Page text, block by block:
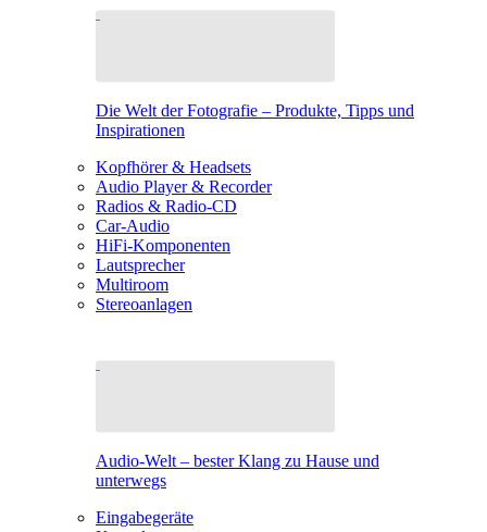
Die Welt der Fotografie – Produkte, Tipps und
Inspirationen
Kopfhörer & Headsets
Audio Player & Recorder
Radios & Radio-CD
Car-Audio
HiFi-Komponenten
Lautsprecher
Multiroom
Stereoanlagen
Audio-Welt – bester Klang zu Hause und
unterwegs
Eingabegeräte